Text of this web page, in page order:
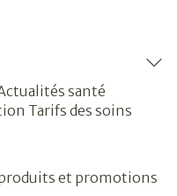
santé
Tarifs des soins
et promotions